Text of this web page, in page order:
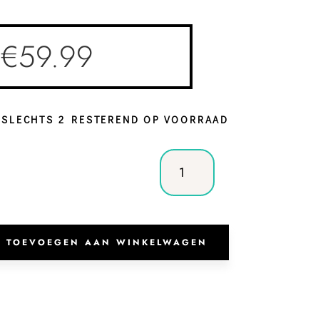
€59.99
SLECHTS 2 RESTEREND OP VOORRAAD
Shopper
Olive
aantal
TOEVOEGEN AAN WINKELWAGEN